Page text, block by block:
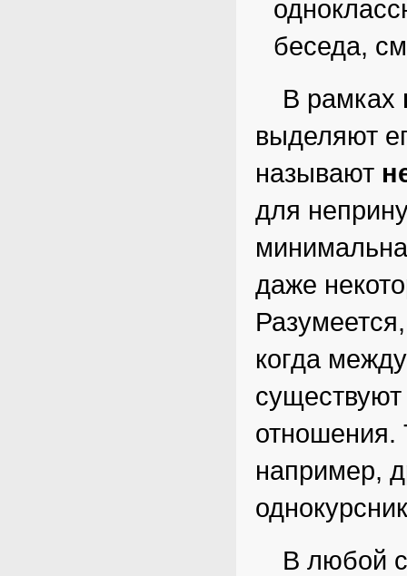
беседа,
В рамках
выделяют
называют
для
даже
когда
отношения.
например,
В любой